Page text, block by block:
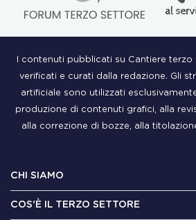
I contenuti pubblicati su Cantiere terzo
verificati e curati dalla redazione. Gli
artificiale sono utilizzati
produzione di contenuti grafici, alla
alla correzione di bozze, alla
CHI SIAMO
COS'È IL TERZO SETTORE